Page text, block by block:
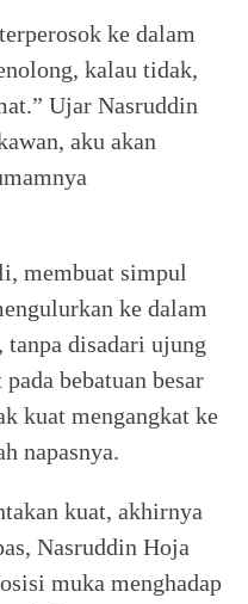
ke dalam
kalau tidak,
Ujar Nasruddin
aku akan
membuat simpul
ke dalam
disadari ujung
bebatuan besar
kuat mengangkat ke
napasnya.
kuat, akhirnya
Nasruddin Hoja
muka menghadap